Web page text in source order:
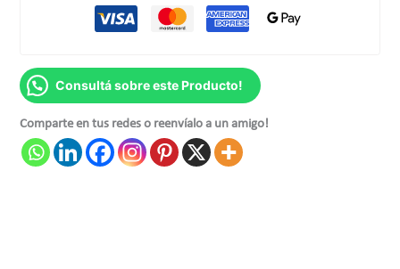
Consultá sobre este Producto!
Comparte en tus redes o reenvíalo a un amigo!